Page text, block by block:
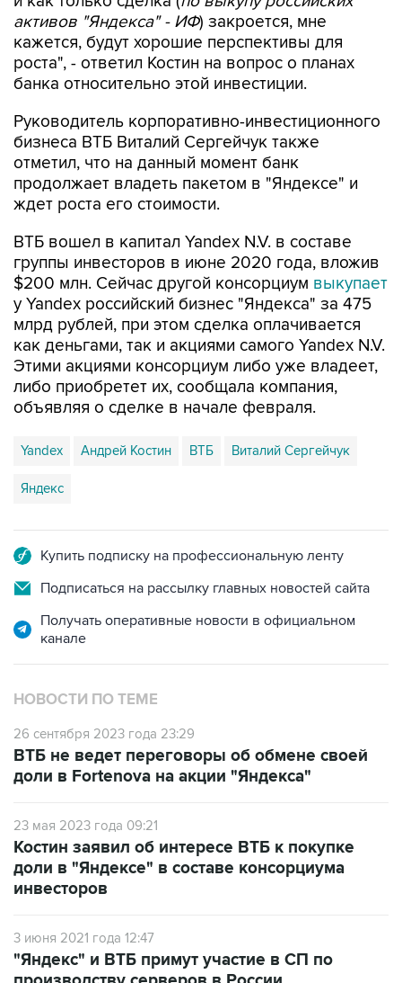
активов "Яндекса" - ИФ) закроется, мне
кажется, будут хорошие перспективы для
роста", - ответил Костин на вопрос о планах
банка относительно этой инвестиции.
Руководитель корпоративно-инвестиционного
бизнеса ВТБ Виталий Сергейчук также
отметил, что на данный момент банк
продолжает владеть пакетом в "Яндексе" и
ждет роста его стоимости.
ВТБ вошел в капитал Yandex N.V. в составе
группы инвесторов в июне 2020 года, вложив
$200 млн. Сейчас другой консорциум выкупает
у Yandex российский бизнес "Яндекса" за 475
млрд рублей, при этом сделка оплачивается
как деньгами, так и акциями самого Yandex N.V.
Этими акциями консорциум либо уже владеет,
либо приобретет их, сообщала компания,
объявляя о сделке в начале февраля.
Yandex Андрей Костин ВТБ Виталий Сергейчук
Яндекс
Купить подписку на профессиональную ленту
Подписаться на рассылку главных новостей сайта
Получать оперативные новости в официальном
канале
НОВОСТИ ПО ТЕМЕ
26 сентября 2023 года 23:29
ВТБ не ведет переговоры об обмене своей
доли в Fortenova на акции "Яндекса"
23 мая 2023 года 09:21
Костин заявил об интересе ВТБ к покупке
доли в "Яндексе" в составе консорциума
инвесторов
3 июня 2021 года 12:47
"Яндекс" и ВТБ примут участие в СП по